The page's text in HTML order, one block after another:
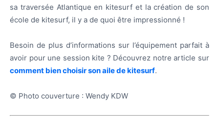
sa traversée Atlantique en kitesurf et la création de son
école de kitesurf, il y a de quoi être impressionné !
Besoin de plus d’informations sur l’équipement parfait à
avoir pour une session kite ? Découvrez notre article sur
comment bien choisir son aile de kitesurf.
© Photo couverture : Wendy KDW